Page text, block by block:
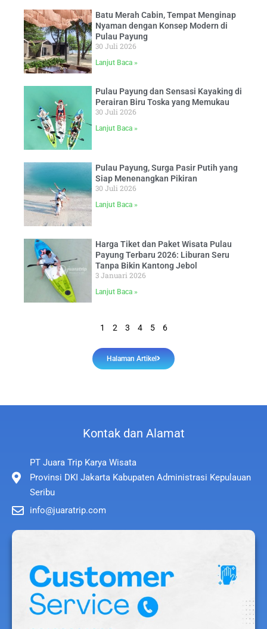
Batu Merah Cabin, Tempat Menginap
Nyaman dengan Konsep Modern di
Pulau Payung
30 Juli 2026
Lanjut Baca »
Pulau Payung dan Sensasi Kayaking di
Perairan Biru Toska yang Memukau
30 Juli 2026
Lanjut Baca »
Pulau Payung, Surga Pasir Putih yang
Siap Menenangkan Pikiran
30 Juli 2026
Lanjut Baca »
Harga Tiket dan Paket Wisata Pulau
Payung Terbaru 2026: Liburan Seru
Tanpa Bikin Kantong Jebol
3 Januari 2026
Lanjut Baca »
1 2 3 4 5 6
Halaman Artikel
Kontak dan Alamat
PT Juara Trip Karya Wisata
Provinsi DKI Jakarta Kabupaten Administrasi Kepulauan
Seribu
info@juaratrip.com